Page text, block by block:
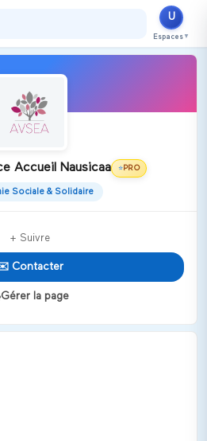
U
Espaces ▼
Accueil Nausicaa ⭐ PRO
Sociale & Solidaire
+ Suivre
Contacter
Gérer la page